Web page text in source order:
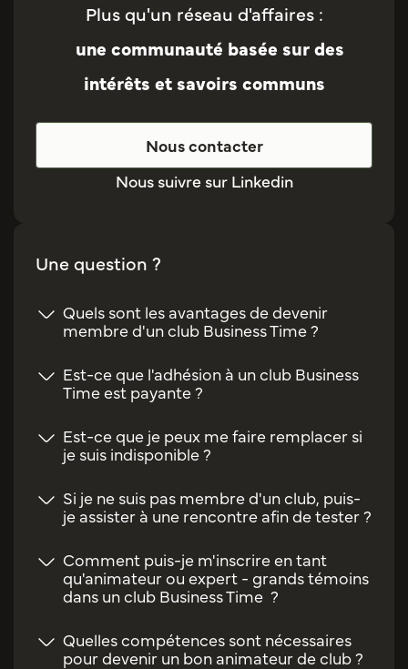
Plus qu'un réseau d'affaires :
une communauté basée sur des
intérêts et savoirs communs
Nous contacter
Nous suivre sur Linkedin
Une question ?
Quels sont les avantages de devenir
membre d'un club Business Time ?
Est-ce que l'adhésion à un club Business
Time est payante ?
Est-ce que je peux me faire remplacer si
je suis indisponible ?
Si je ne suis pas membre d'un club, puis-
je assister à une rencontre afin de tester ?
Comment puis-je m'inscrire en tant
qu'animateur ou expert - grands témoins
dans un club Business Time ?
Quelles compétences sont nécessaires
pour devenir un bon animateur de club ?